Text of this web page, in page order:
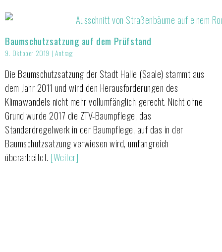
Baumschutzsatzung auf dem Prüfstand
9. Oktober 2019 | Antrag
Die Baumschutzsatzung der Stadt Halle (Saale) stammt aus
dem Jahr 2011 und wird den Herausforderungen des
Klimawandels nicht mehr vollumfänglich gerecht. Nicht ohne
Grund wurde 2017 die ZTV-Baumpflege, das
Standardregelwerk in der Baumpflege, auf das in der
Baumschutzsatzung verwiesen wird, umfangreich
überarbeitet. [Weiter]